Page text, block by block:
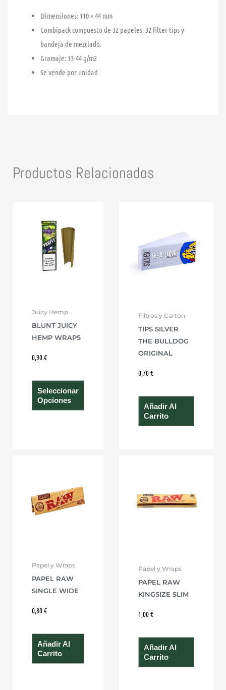
Dimensiones: 110 × 44 mm
Combipack compuesto de 32 papeles, 32 filter tips y
bandeja de mezclado.
Gramaje: 13-44 g/m2
Se vende por unidad
Productos Relacionados
Juicy Hemp
BLUNT JUICY
HEMP WRAPS
0,90€
Seleccionar
Opciones
Filtros y Cartón
TIPS SILVER
THE BULLDOG
ORIGINAL
0,70€
Añadir Al
Carrito
Papel y Wraps
PAPEL RAW
SINGLE WIDE
0,80€
Añadir Al
Carrito
Papel y Wraps
PAPEL RAW
KINGSIZE SLIM
1,00€
Añadir Al
Carrito